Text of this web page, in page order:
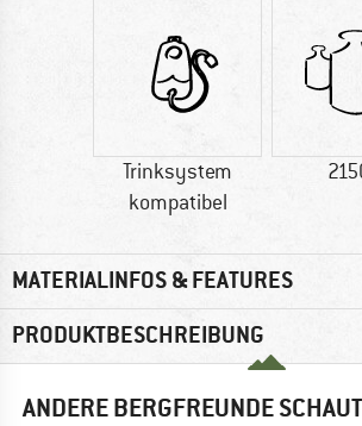
Trinksystem
kompatibel
MATERIALINFOS & FEATURES
PRODUKTBESCHREIBUNG
ANDERE BERGFREUNDE